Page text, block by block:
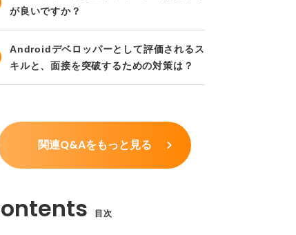
が良いですか？
Androidデベロッパーとして評価されるス
キルと、面接を突破するための対策は？
関連Q&Aをもっと見る
目次